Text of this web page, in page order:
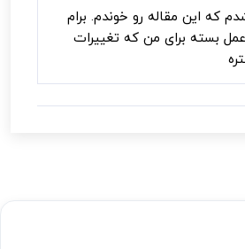
که این مقاله رو خوندم. برام
بسته برای من که تغییرات